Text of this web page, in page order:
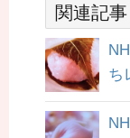
関連記事
ち